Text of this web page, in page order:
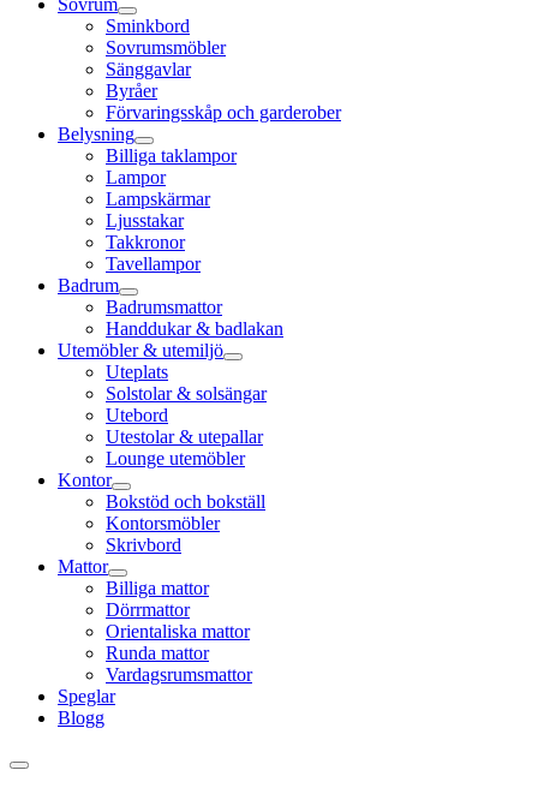
Sovrum
Sminkbord
Sovrumsmöbler
Sänggavlar
Byråer
Förvaringsskåp och garderober
Belysning
Billiga taklampor
Lampor
Lampskärmar
Ljusstakar
Takkronor
Tavellampor
Badrum
Badrumsmattor
Handdukar & badlakan
Utemöbler & utemiljö
Uteplats
Solstolar & solsängar
Utebord
Utestolar & utepallar
Lounge utemöbler
Kontor
Bokstöd och bokställ
Kontorsmöbler
Skrivbord
Mattor
Billiga mattor
Dörrmattor
Orientaliska mattor
Runda mattor
Vardagsrumsmattor
Speglar
Blogg